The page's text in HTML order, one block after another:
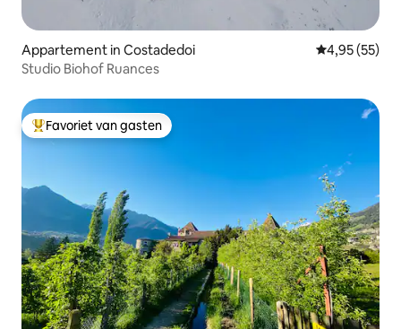
Appartement in Costadedoi Gemiddelde
4,95 (55)
Studio Biohof Ruances
Topfavoriet van gasten
Favoriet van gasten